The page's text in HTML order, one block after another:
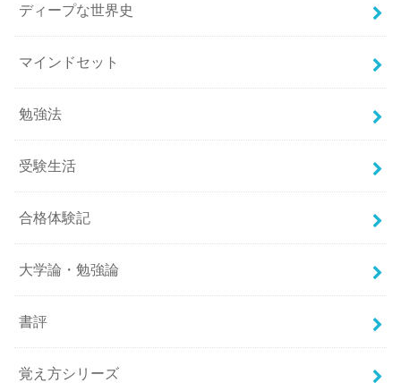
ディープな世界史
マインドセット
勉強法
受験生活
合格体験記
大学論・勉強論
書評
覚え方シリーズ